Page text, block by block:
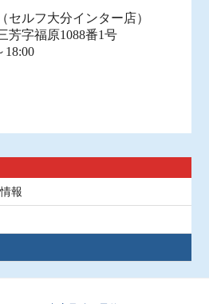
セルフ大分インター店）
芳字福原1088番1号
18:00
報